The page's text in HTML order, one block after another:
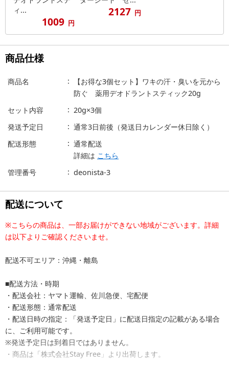
ィ...
1009 円
2127 円
商品仕様
商品名
【お得な3個セット】ワキの汗・臭いを元から
防ぐ 薬用デオドラントスティック20g
セット内容
20g×3個
発送予定日
通常3日前後（発送日カレンダー休日除く）
配送形態
通常配送
詳細は こちら
管理番号
deonista-3
配送について
※こちらの商品は、一部お届けができない地域がございます。詳細
は以下よりご確認くださいませ。
配送不可エリア：沖縄・離島
■配送方法・時期
・配送会社：ヤマト運輸、佐川急便、宅配便
・配送形態：通常配送
・配送日時の指定：「発送予定日」に配送日指定の記載がある場合
に、ご利用可能です。
※発送予定日は到着日ではありません。
・商品は「株式会社Stay Free」より出荷します。